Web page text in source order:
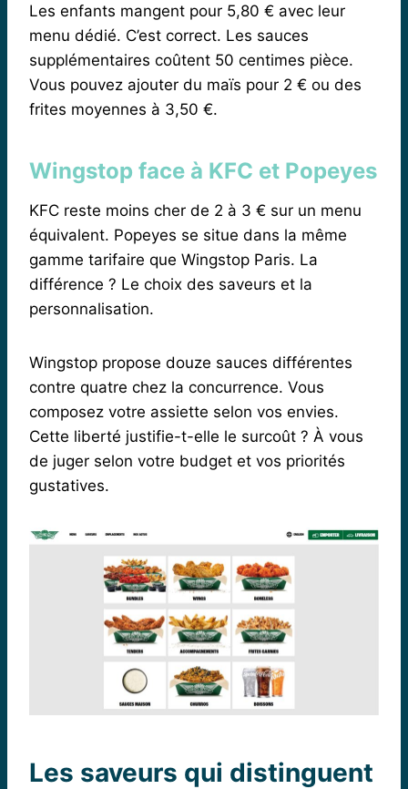
Les enfants mangent pour 5,80 € avec leur
menu dédié. C’est correct. Les sauces
supplémentaires coûtent 50 centimes pièce.
Vous pouvez ajouter du maïs pour 2 € ou des
frites moyennes à 3,50 €.
Wingstop face à KFC et Popeyes
KFC reste moins cher de 2 à 3 € sur un menu
équivalent. Popeyes se situe dans la même
gamme tarifaire que Wingstop Paris. La
différence ? Le choix des saveurs et la
personnalisation.
Wingstop propose douze sauces différentes
contre quatre chez la concurrence. Vous
composez votre assiette selon vos envies.
Cette liberté justifie-t-elle le surcoût ? À vous
de juger selon votre budget et vos priorités
gustatives.
Les saveurs qui distinguent